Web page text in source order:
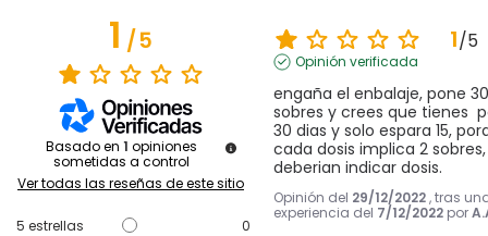
1/5
Basado en 1 opiniones
sometidas a control
Ver todas las reseñas de este sitio
5 estrellas
0
1/5
Opinión verificada
engaña el enbalaje, pone 30
sobres y crees que tienes
30 dias y solo espara 15,
cada dosis implica 2 sobres,
deberian indicar dosis.
Opinión del 29/12/2022 , tras
experiencia del 7/12/2022 por